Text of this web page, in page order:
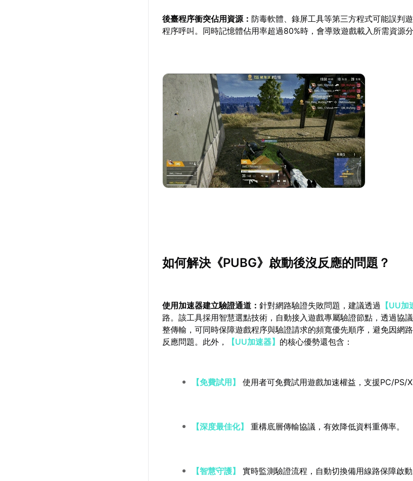
後臺程序衝突佔用資源： 防毒軟體、錄屏工具等第三方程式可能誤判
程序呼叫。同時記憶體佔用率超過80%時，會導致遊戲載入所需資源分
如何解決《PUBG》啟動後沒反應的問題？
使用加速器建立驗證通道：針對網路驗證失敗問題，建議透過 【UU
路。該工具採用智慧選點技術，自動接入遊戲專屬驗證節點，透過協
整傳輸，可同時保障遊戲程序與驗證請求的頻寬優先順序，避免因網
反應問題。此外，
【UU加速器】 的核心優勢還包含：
【免費試用】 使用者可免費試用遊戲加速權益，支援PC/PS/
【深度最佳化】 重構底層傳輸協議，有效降低資料重傳率。
【智慧守護】 實時監測驗證流程，自動切換備用線路保障啟動